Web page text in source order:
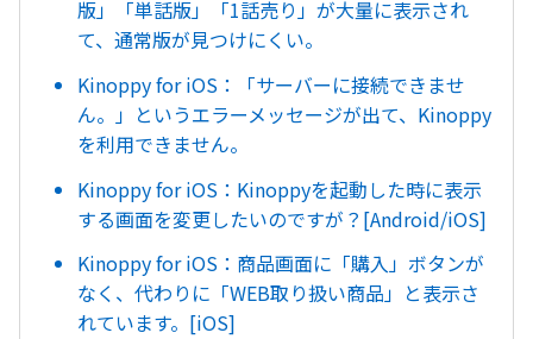
版」「単話版」「1話売り」が大量に表示され
て、通常版が見つけにくい。
Kinoppy for iOS：「サーバーに接続できませ
ん。」というエラーメッセージが出て、Kinoppy
を利用できません。
Kinoppy for iOS：Kinoppyを起動した時に表示
する画面を変更したいのですが？[Android/iOS]
Kinoppy for iOS：商品画面に「購入」ボタンが
なく、代わりに「WEB取り扱い商品」と表示さ
れています。[iOS]